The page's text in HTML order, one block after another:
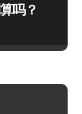
吗？